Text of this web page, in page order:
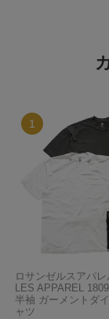
ロサンゼルスアパ
LES APPAREL
半袖 ガーメントダ
ャツ